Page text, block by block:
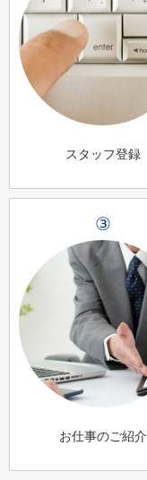
スタッフ登録
③
お仕事のご紹介